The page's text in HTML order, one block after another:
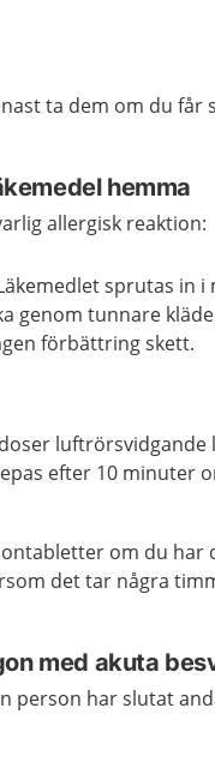
ta dem om du får
hemma
allergisk reaktion:
sprutas in i
genom tunnare
förbättring skett.
luftrörsvidgande
efter 10 minuter
om du har
det tar några
med akuta
person har slutat